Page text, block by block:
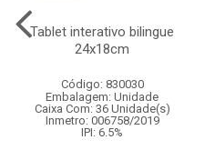
Tablet interativo bilingue
24x18cm
Código: 830030
Embalagem: Unidade
Caixa Com: 36 Unidade(s)
Inmetro: 006758/2019
IPI: 6.5%